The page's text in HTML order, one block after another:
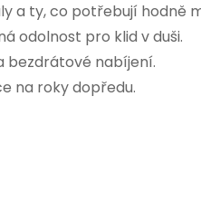
a ty, co potřebují hodně
odolnost pro klid v duši.
bezdrátové nabíjení.
na roky dopředu.